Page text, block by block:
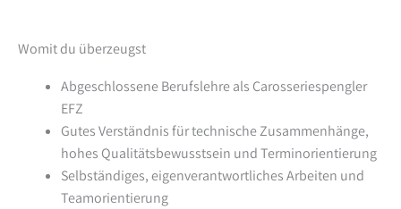
Womit du überzeugst
Abgeschlossene Berufslehre als Carosseriespengler
EFZ
Gutes Verständnis für technische Zusammenhänge,
hohes Qualitätsbewusstsein und Terminorientierung
Selbständiges, eigenverantwortliches Arbeiten und
Teamorientierung